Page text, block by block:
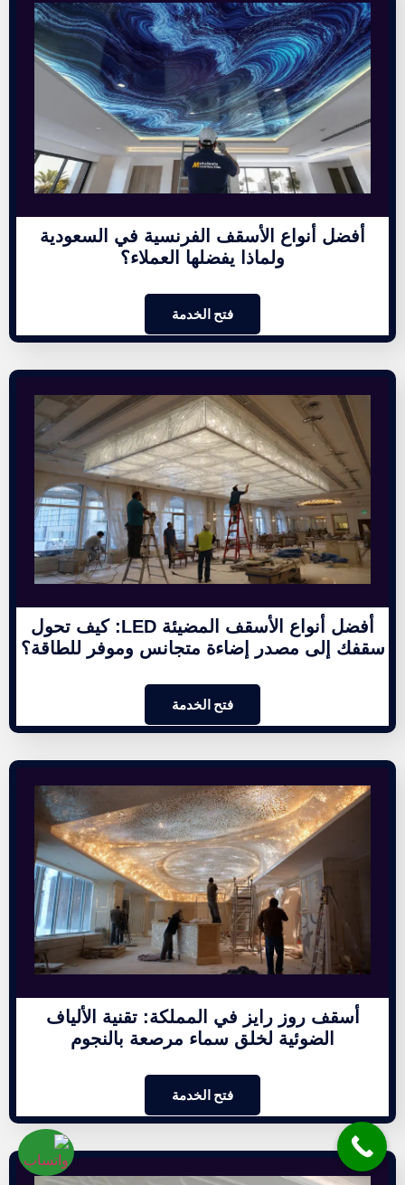
أفضل أنواع الأسقف الفرنسية في السعودية
ولماذا يفضلها العملاء؟
فتح الخدمة
أفضل أنواع الأسقف المضيئة LED: كيف تحول
سقفك إلى مصدر إضاءة متجانس وموفر للطاقة؟
فتح الخدمة
أسقف روز رايز في المملكة: تقنية الألياف
الضوئية لخلق سماء مرصعة بالنجوم
فتح الخدمة